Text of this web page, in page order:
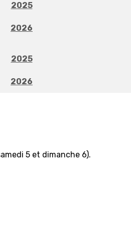
2025
2026
2025
2026
5 et dimanche 6).